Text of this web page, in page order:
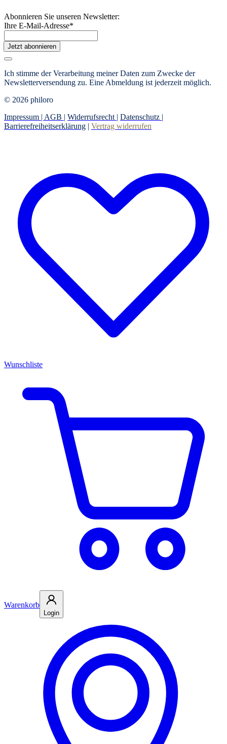
Abonnieren Sie unseren Newsletter:
Ihre E-Mail-Adresse*
Jetzt abonnieren
Ich stimme der Verarbeitung meiner Daten zum Zwecke der
Newsletterversendung zu. Eine Abmeldung ist jederzeit möglich.
© 2026 philoro
Impressum | AGB | Widerrufsrecht | Datenschutz |
Barrierefreiheitserklärung | Vertrag widerrufen
Wunschliste
Warenkorb
Login